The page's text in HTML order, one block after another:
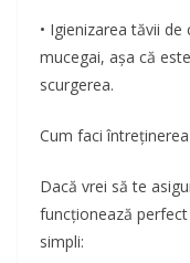
• Igienizarea tăvii
mucegai, așa că
scurgerea.
Cum faci
Dacă vrei să te
funcționează
simpli: